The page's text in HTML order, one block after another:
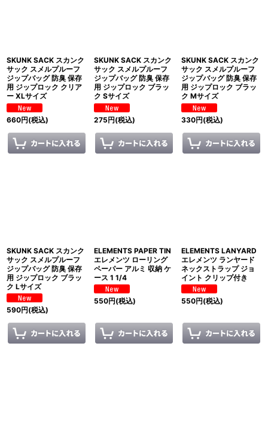
SKUNK SACK スカンク
サック スメルプルーフ
ジップバッグ 防臭 保存
用 ジップロック クリア
ー XLサイズ
660円(税込)
SKUNK SACK スカンク
サック スメルプルーフ
ジップバッグ 防臭 保存
用 ジップロック ブラッ
ク Sサイズ
275円(税込)
SKUNK SACK スカンク
サック スメルプルーフ
ジップバッグ 防臭 保存
用 ジップロック ブラッ
ク Mサイズ
330円(税込)
SKUNK SACK スカンク
サック スメルプルーフ
ジップバッグ 防臭 保存
用 ジップロック ブラッ
ク Lサイズ
590円(税込)
ELEMENTS PAPER TIN
エレメンツ ローリング
ペーパー アルミ 収納 ケ
ース 1 1/4
550円(税込)
ELEMENTS LANYARD
エレメンツ ランヤード
ネックストラップ ジョ
イント クリップ付き
550円(税込)